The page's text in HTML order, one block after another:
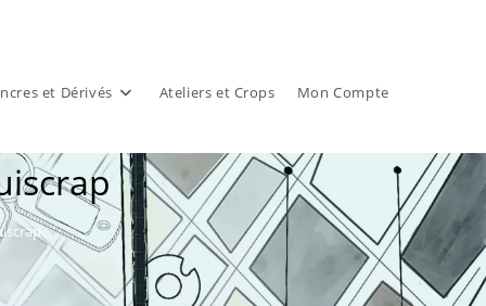
et Dérivés Ateliers et Crops Mon Compte